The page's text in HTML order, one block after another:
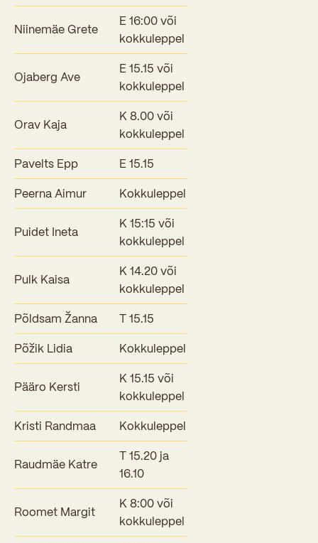
Niinemäe Grete
E 16:00 või
kokkuleppel
Ojaberg Ave
E 15.15 või
kokkuleppel
Orav Kaja
K 8.00 või
kokkuleppel
Pavelts Epp
E 15.15
Peerna Aimur
Kokkuleppel
Puidet Ineta
K 15:15 või
kokkuleppel
Pulk Kaisa
K 14.20 või
kokkuleppel
Põldsam Žanna
T 15.15
Põžik Lidia
Kokkuleppel
Pääro Kersti
K 15.15 või
kokkuleppel
Kristi Randmaa
Kokkuleppel
Raudmäe Katre
T 15.20 ja
16.10
Roomet Margit
K 8:00 või
kokkuleppel